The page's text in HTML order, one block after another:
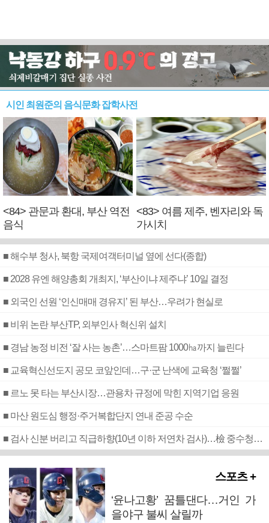
시인 최원준의 음식문화 잡학사전
<84> 관문과 환대, 부산 역전
음식
<83> 여름 제주, 벤자리와 독
가시치
■ 해수부 청사, 북항 국제여객터미널 옆에 선다(종합)
■ 2028 유엔 해양총회 개최지, ‘부산이냐 제주냐’ 10일 결정
■ 외국인 선원 ‘인신매매 경유지’ 된 부산…우려가 현실로
■ 비위 논란 부산TP, 외부인사 혁신위 설치
■ 경남 농정 비전 ‘잘 사는 농촌’…스마트팜 1000㏊까지 늘린다
■ 교육혁신선도지 공모 코앞인데…구·군 난색에 교육청 ‘쩔쩔’
■ 르노 못 타는 부산시장…관용차 규정에 막힌 지역기업 응원
■ 마산 원도심 행정·주거복합단지 연내 준공 수순
■ 검사 신분 버리고 직급하향(10년 이하 저연차 검사)…檢 중수청행 기피
스포츠 +
‘윤나고황’ 꿈틀댄다…거인 가
을야구 불씨 살릴까